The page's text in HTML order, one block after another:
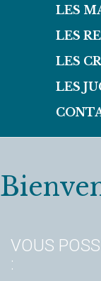
LES
LES
LES
LES
VOUS
: